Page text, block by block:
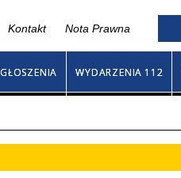
Kontakt Nota Prawna
WYDARZENIA 112